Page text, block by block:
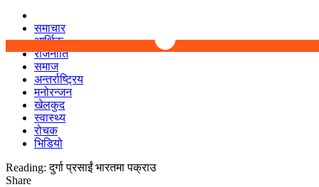
समाचार
आर्थिक
राजनीति
समाज
अन्तर्राष्ट्रिय
मनोरन्जन
खेलकुद
स्वास्थ्य
रोचक
भिडियो
Reading: दुर्गा प्रसाईं भारतमा पक्राउ
Share